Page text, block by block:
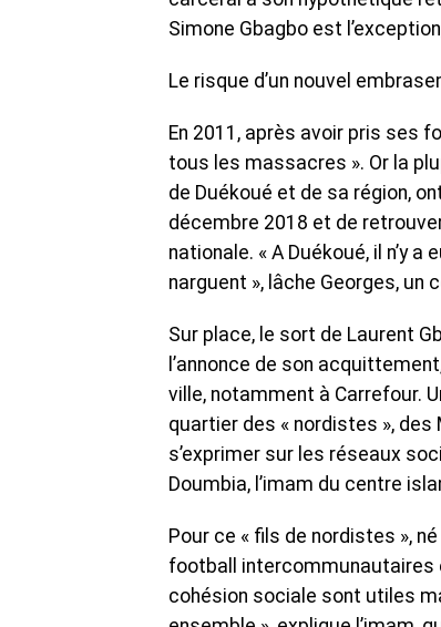
Simone Gbagbo est
Le risque d’un nouvel
En 2011, après avoir pris ses
tous les massacres ». Or la
de Duékoué et de sa région,
décembre 2018 et de
nationale. « A Duékoué, il n’y
narguent », lâche Georges, un
Sur place, le sort de Laurent
l’annonce de son
ville, notamment à Carrefour.
quartier des « nordistes », des
s’exprimer sur les réseaux
Doumbia, l’imam du centre
Pour ce « fils de nordistes »,
football intercommunautaires
cohésion sociale sont utiles